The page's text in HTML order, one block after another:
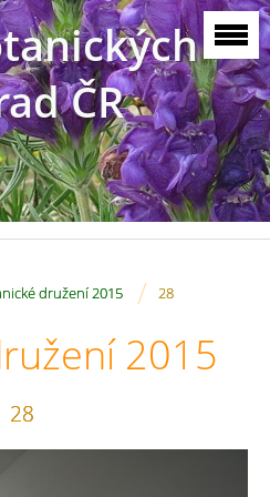
ČR
družení 2015 / 28
2015
28